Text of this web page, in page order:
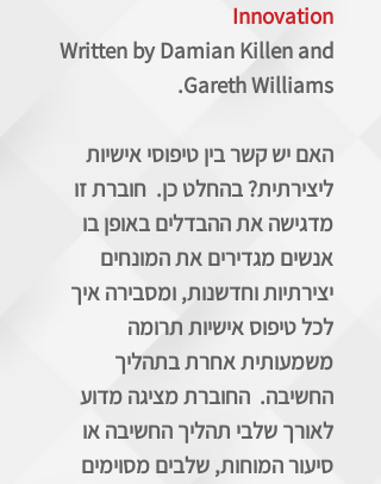
Innovation
Written by Damian Killen and
Gareth Williams.
האם יש קשר בין טיפוסי אישיות
ליצירתית? בהחלט כן. חוברת זו
מדגישה את ההבדלים באופן בו
אנשים מגדירים את המונחים
יצירתיות וחדשנות, ומסבירה איך
לכל טיפוס אישיות תרומה
משמעותית אחרת בתהליך
החשיבה. החוברת מציגה מדוע
לאורך שלבי תהליך החשיבה או
סיעור המוחות, שלבים מסוימים